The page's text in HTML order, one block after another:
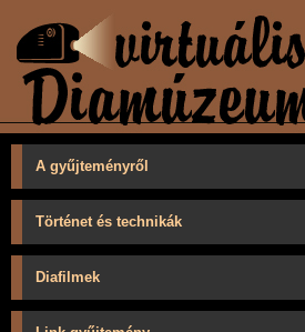
A gyűjteményről
Történet és technikák
Diafilmek